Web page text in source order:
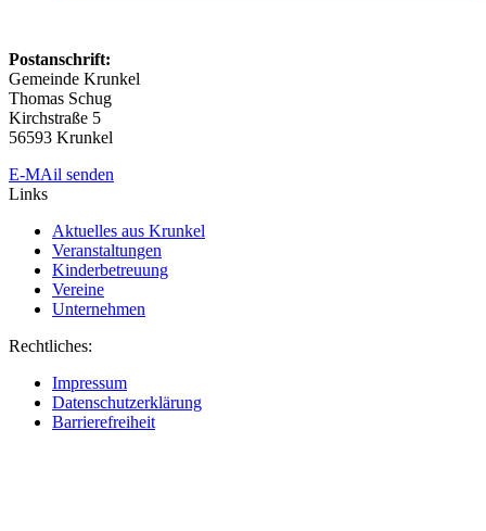
Postanschrift:
Gemeinde Krunkel
Thomas Schug
Kirchstraße 5
56593 Krunkel
E-MAil senden
Links
Aktuelles aus Krunkel
Veranstaltungen
Kinderbetreuung
Vereine
Unternehmen
Rechtliches:
Impressum
Datenschutzerklärung
Barrierefreiheit